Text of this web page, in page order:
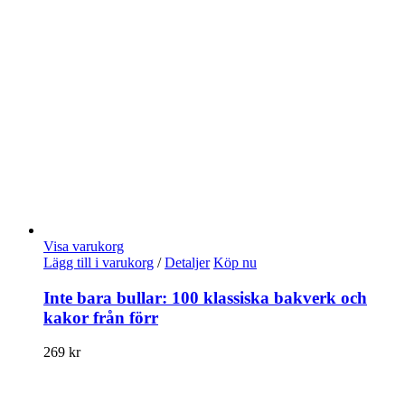
Visa varukorg
Lägg till i varukorg / Detaljer Köp nu
Inte bara bullar: 100 klassiska bakverk och
kakor från förr
269 kr